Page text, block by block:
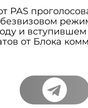
PAS
и вступившем
от Блока